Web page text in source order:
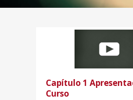
Capítulo 1
Curso